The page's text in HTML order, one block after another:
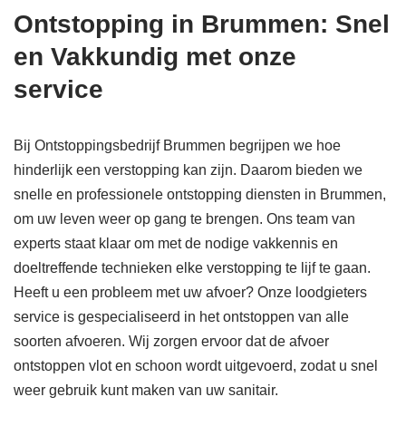
Ontstopping in Brummen: Snel
en Vakkundig met onze
service
Bij Ontstoppingsbedrijf Brummen begrijpen we hoe
hinderlijk een verstopping kan zijn. Daarom bieden we
snelle en professionele ontstopping diensten in Brummen,
om uw leven weer op gang te brengen. Ons team van
experts staat klaar om met de nodige vakkennis en
doeltreffende technieken elke verstopping te lijf te gaan.
Heeft u een probleem met uw afvoer? Onze loodgieters
service is gespecialiseerd in het ontstoppen van alle
soorten afvoeren. Wij zorgen ervoor dat de afvoer
ontstoppen vlot en schoon wordt uitgevoerd, zodat u snel
weer gebruik kunt maken van uw sanitair.